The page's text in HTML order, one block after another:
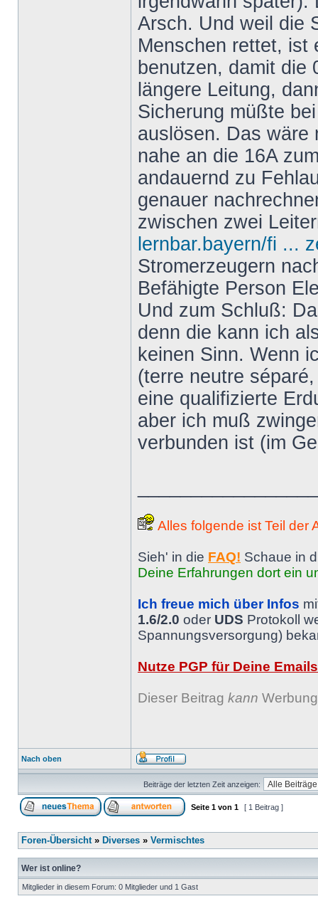
Arsch. Und weil die
Menschen rettet, ist
benutzen, damit die
längere Leitung,
Sicherung müßte
auslösen. Das wäre
nahe an die 16A
andauernd zu
genauer
zwischen zwei
lernbar.bayern/fi ...
Stromerzeugern
Befähigte Person
Und zum Schluß:
denn die kann ich
keinen Sinn. Wenn
(terre neutre
eine qualifizierte
aber ich muß
verbunden ist (im
Alles folgende ist Teil der
Sieh' in die FAQ! Schaue in
Deine Erfahrungen dort ein
Ich freue mich über Infos
1.6/2.0 oder UDS Protokoll
Spannungsversorgung)
Nutze PGP für Deine
Dieser Beitrag kann
Nach oben
Beiträge der letzten Zeit anzeigen:
Seite 1 von 1 [ 1 Beitrag ]
Foren-Übersicht» Diverses » Vermischtes
Wer ist online?
Mitglieder in diesem Forum: 0 Mitglieder und 1 Gast